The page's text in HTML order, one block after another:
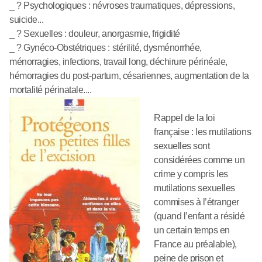
_ ? Psychologiques : névroses traumatiques, dépressions,
suicide...
_ ? Sexuelles : douleur, anorgasmie, frigidité
_ ? Gynéco-Obstétriques : stérilité, dysménorrhée,
ménorragies, infections, travail long, déchirure périnéale,
hémorragies du post-partum, césariennes, augmentation de la
mortalité périnatale....
Rappel de la loi
française : les mutilations
sexuelles sont
considérées comme un
crime y compris les
mutilations sexuelles
commises à l’étranger
(quand l’enfant a résidé
un certain temps en
France au préalable),
peine de prison et